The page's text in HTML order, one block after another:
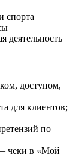
спорта
деятельность
доступом,
для клиентов;
по
в «Мой